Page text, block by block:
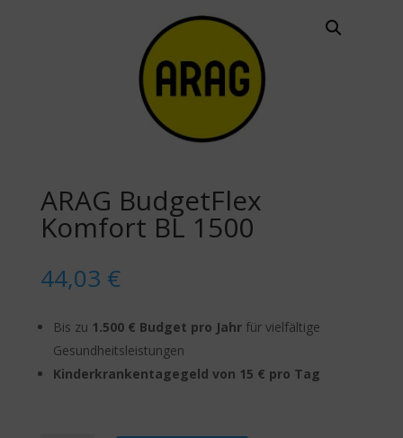
ARAG BudgetFlex
Komfort BL 1500
44,03 €
Bis zu 1.500 € Budget pro Jahrfür vielfältige
Gesundheitsleistungen
Kinderkrankentagegeld von 15 € pro Tag